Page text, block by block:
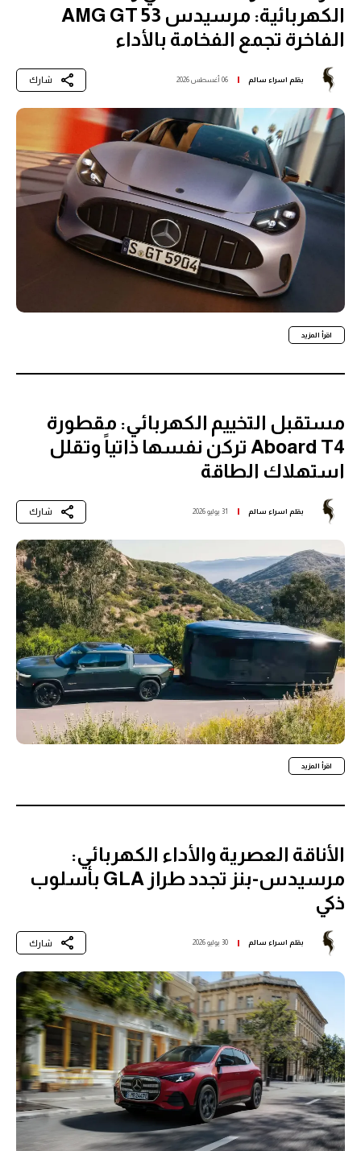
الكهربائية: مرسيدس AMG GT 53
الفاخرة تجمع الفخامة بالأداء
بقلم اسراء سالم 06 أغسطس 2026 شارك
اقرأ المزيد
مستقبل التخييم الكهربائي: مقطورة
Aboard T4 تركن نفسها ذاتياً وتقلل
استهلاك الطاقة
بقلم اسراء سالم 31 يوليو 2026 شارك
اقرأ المزيد
الأناقة العصرية والأداء الكهربائي:
مرسيدس-بنز تجدد طراز GLA بأسلوب
ذكي
بقلم اسراء سالم 30 يوليو 2026 شارك